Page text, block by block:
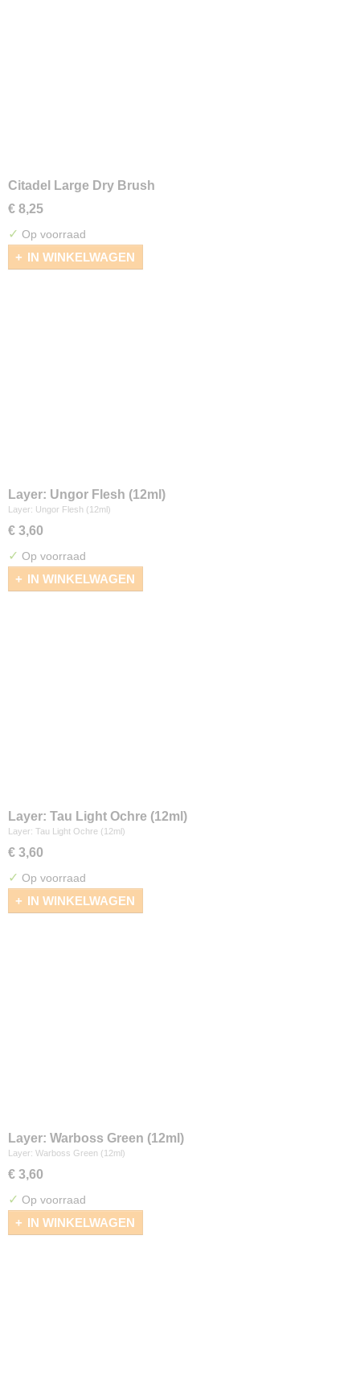
Citadel Large Dry Brush
€ 8,25
✓ Op voorraad
IN WINKELWAGEN
Layer: Ungor Flesh (12ml)
Layer: Ungor Flesh (12ml)
€ 3,60
✓ Op voorraad
IN WINKELWAGEN
Layer: Tau Light Ochre (12ml)
Layer: Tau Light Ochre (12ml)
€ 3,60
✓ Op voorraad
IN WINKELWAGEN
Layer: Warboss Green (12ml)
Layer: Warboss Green (12ml)
€ 3,60
✓ Op voorraad
IN WINKELWAGEN